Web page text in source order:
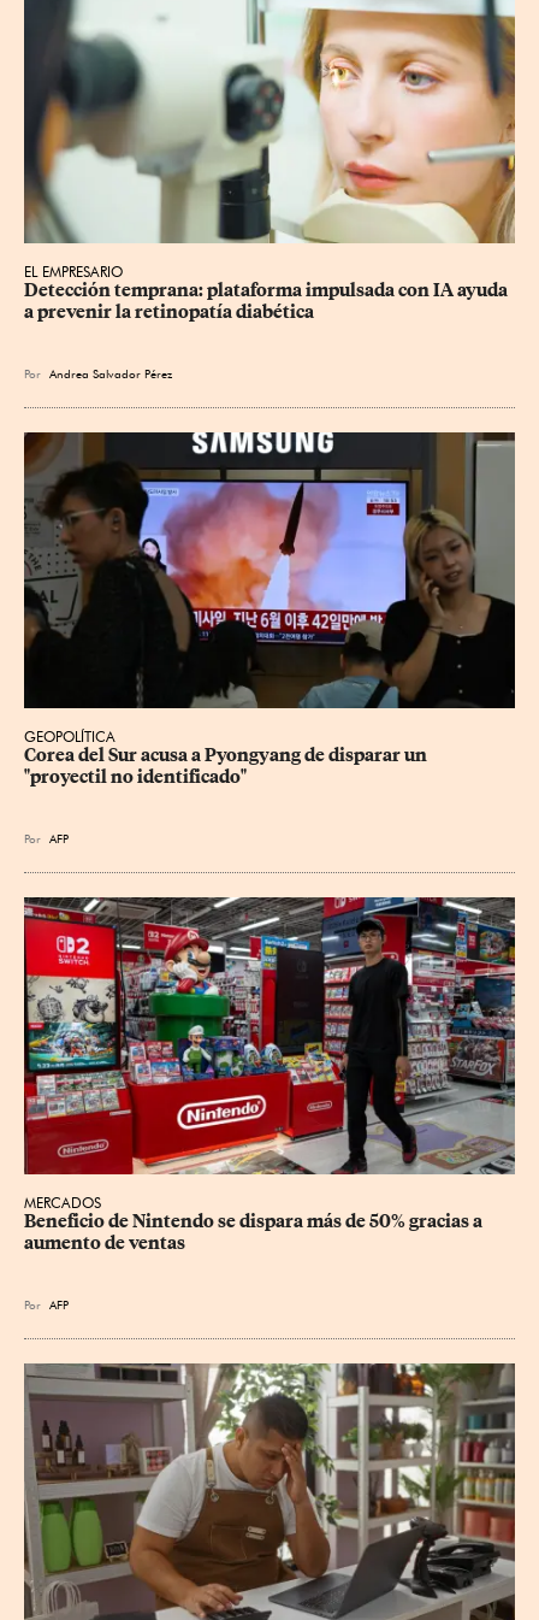
EL EMPRESARIO
Detección temprana: plataforma impulsada con IA ayuda
a prevenir la retinopatía diabética
Por Andrea Salvador Pérez
GEOPOLÍTICA
Corea del Sur acusa a Pyongyang de disparar un
"proyectil no identificado"
Por AFP
MERCADOS
Beneficio de Nintendo se dispara más de 50% gracias a
aumento de ventas
Por AFP